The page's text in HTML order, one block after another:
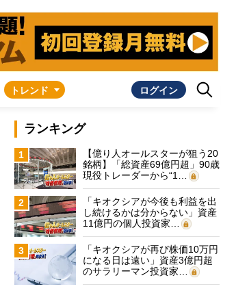
トレンド ログイン
ランキング
1
【億り人オールスターが狙う20
銘柄】「総資産69億円超」90歳
現役トレーダーから“1…
2
「キオクシアが今後も利益を出
し続けるかは分からない」資産
11億円の個人投資家…
3
「キオクシアが再び株価10万円
になる日は遠い」資産3億円超
のサラリーマン投資家…